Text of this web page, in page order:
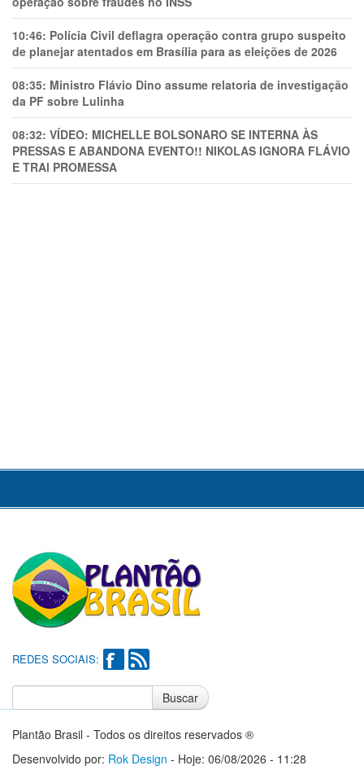
10:46: Polícia Civil deflagra operação contra grupo suspeito
de planejar atentados em Brasília para as eleições de 2026
08:35: Ministro Flávio Dino assume relatoria de investigação
da PF sobre Lulinha
08:32: VÍDEO: MICHELLE BOLSONARO SE INTERNA ÀS
PRESSAS E ABANDONA EVENTO!! NIKOLAS IGNORA FLÁVIO
E TRAl PROMESSA
REDES SOCIAIS:
Buscar
Plantão Brasil - Todos os direitos reservados ®
Desenvolvido por: Rok Design - Hoje: 06/08/2026 - 11:28